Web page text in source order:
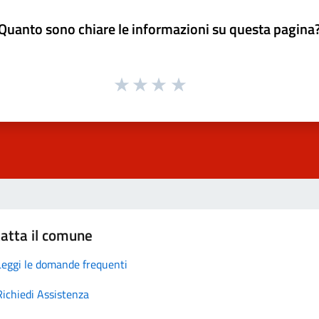
sono chiare le informazioni su questa
il comune
le domande frequenti
Assistenza